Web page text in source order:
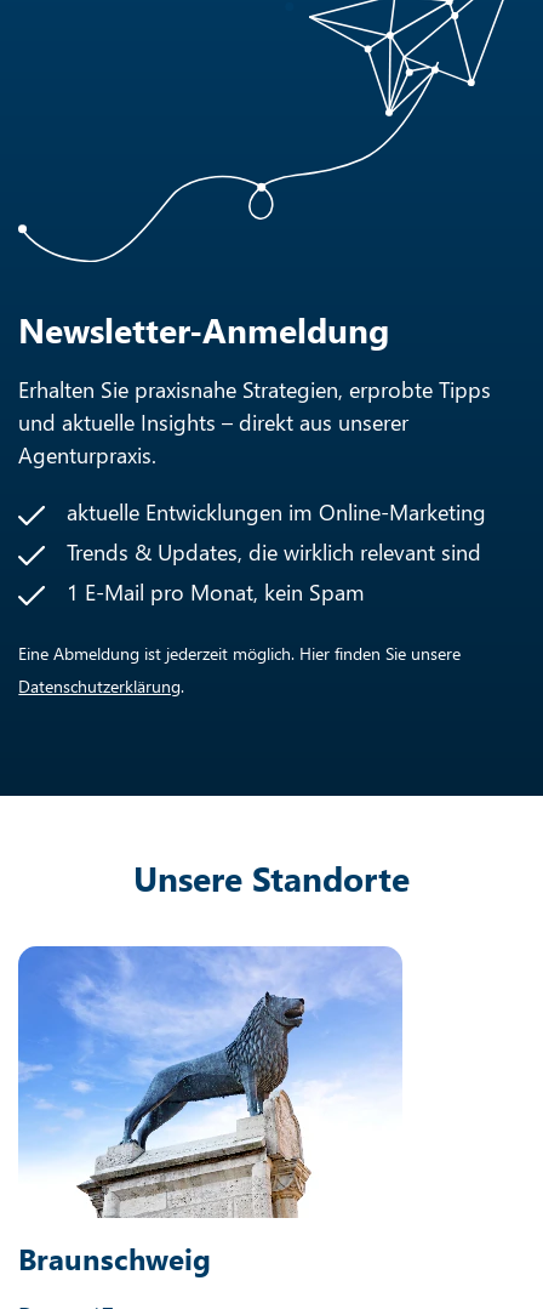
Newsletter-Anmeldung
Erhalten Sie praxisnahe Strategien, erprobte Tipps
und aktuelle Insights – direkt aus unserer
Agenturpraxis.
aktuelle Entwicklungen im Online-Marketing
Trends & Updates, die wirklich relevant sind
1 E-Mail pro Monat, kein Spam
Eine Abmeldung ist jederzeit möglich. Hier finden Sie unsere
Datenschutzerklärung.
Unsere Standorte
Braunschweig